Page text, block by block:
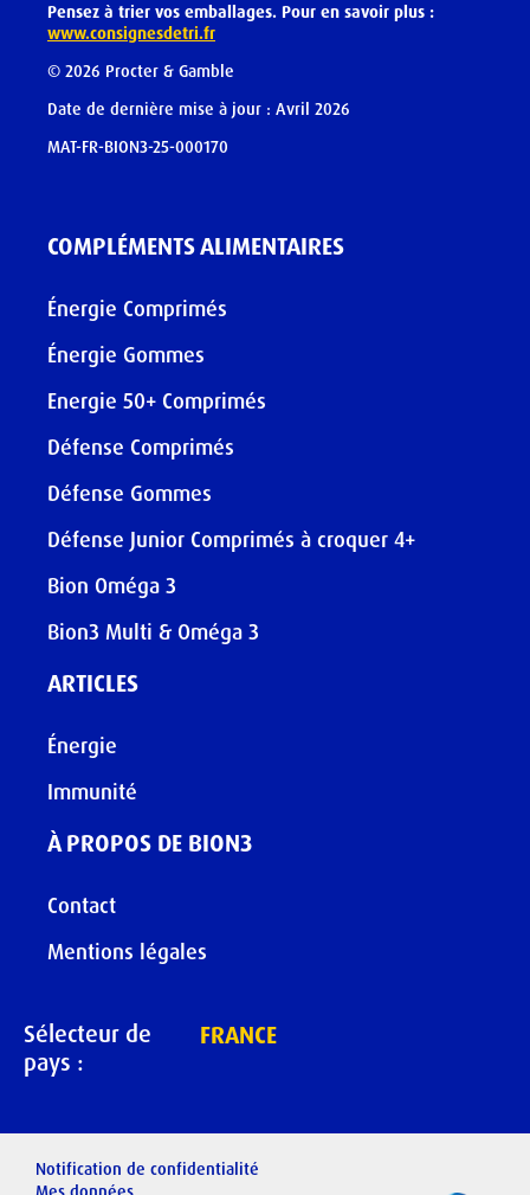
Pensez à trier vos emballages. Pour en savoir plus :
www.consignesdetri.fr
© 2026 Procter & Gamble
Date de dernière mise à jour : Avril 2026
MAT-FR-BION3-25-000170
COMPLÉMENTS ALIMENTAIRES
Énergie Comprimés
Énergie Gommes
Energie 50+ Comprimés
Défense Comprimés
Défense Gommes
Défense Junior Comprimés à croquer 4+
Bion Oméga 3
Bion3 Multi & Oméga 3
ARTICLES
Énergie
Immunité
À PROPOS DE BION3
Contact
Mentions légales
Sélecteur de
pays :
FRANCE
Notification de confidentialité